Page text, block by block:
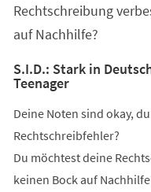
Rechtschreibung
auf Nachhilfe?
S.I.D.: Stark in
Teenager
Deine Noten sind okay,
Rechtschreibfehler?
Du möchtest deine
keinen Bock auf